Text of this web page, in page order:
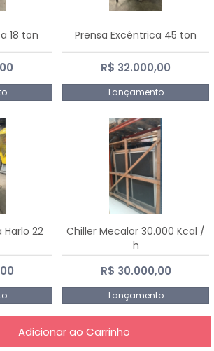
18 ton Prensa Excêntrica 45 ton
R$ 32.000,00
Lançamento
Harlo 22
Chiller Mecalor 30.000 Kcal /
h
R$ 30.000,00
Lançamento
Adicionar ao Carrinho